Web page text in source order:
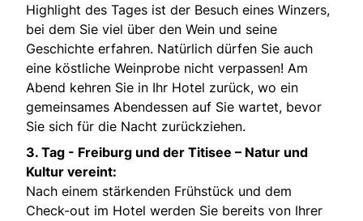
Highlight des Tages ist der Besuch eines Winzers,
bei dem Sie viel über den Wein und seine
Geschichte erfahren. Natürlich dürfen Sie auch
eine köstliche Weinprobe nicht verpassen! Am
Abend kehren Sie in Ihr Hotel zurück, wo ein
gemeinsames Abendessen auf Sie wartet, bevor
Sie sich für die Nacht zurückziehen.
3. Tag - Freiburg und der Titisee – Natur und
Kultur vereint:
Nach einem stärkenden Frühstück und dem
Check-out im Hotel werden Sie bereits von Ihrer